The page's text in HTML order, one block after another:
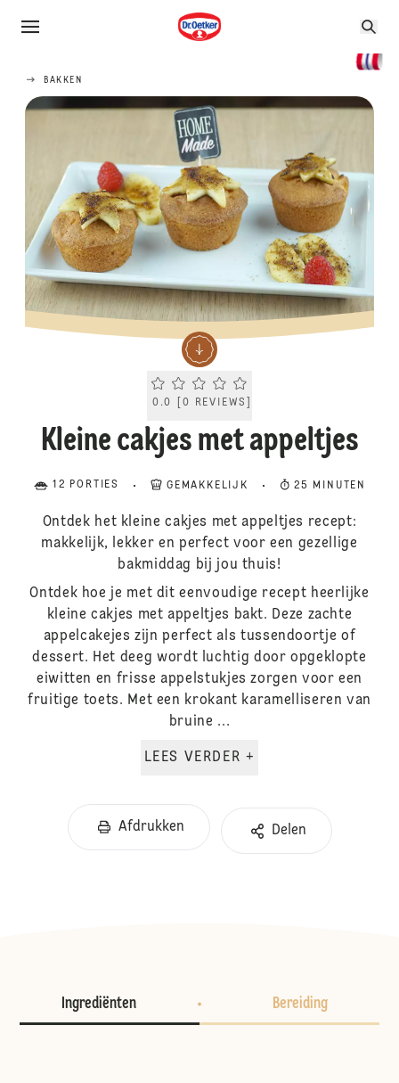
BAKKEN
Current rating 0.0. Click to rate.
0.0 [0 REVIEWS
Kleine cakjes met appeltjes
12 PORTIES GEMAKKELIJK 25 MINUTEN
Ontdek het kleine cakjes met appeltjes recept:
makkelijk, lekker en perfect voor een gezellige
bakmiddag bij jou thuis!
Ontdek hoe je met dit eenvoudige recept heerlijke
kleine cakjes met appeltjes bakt. Deze zachte
appelcakejes zijn perfect als tussendoortje of
dessert. Het deeg wordt luchtig door opgeklopte
eiwitten en frisse appelstukjes zorgen voor een
fruitige toets. Met een krokant karamelliseren van
bruine ...
LEES VERDER +
Afdrukken Delen
Ingrediënten Bereiding